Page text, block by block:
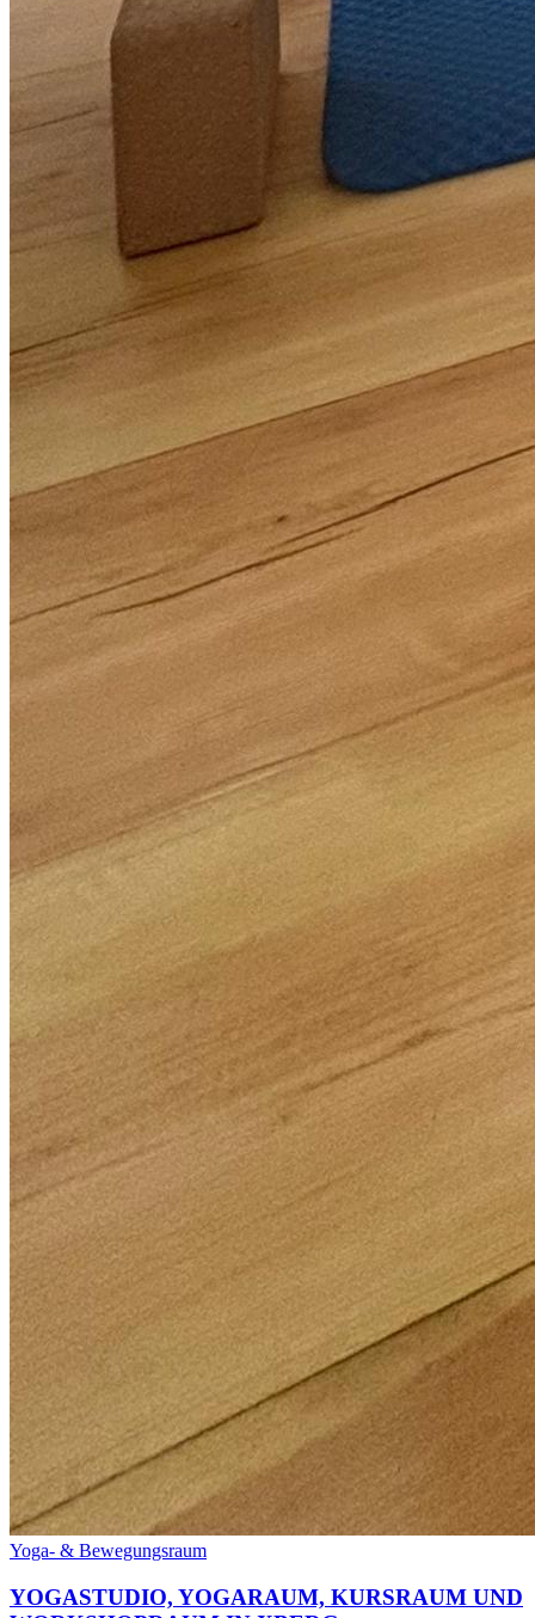
Yoga- & Bewegungsraum
YOGASTUDIO, YOGARAUM, KURSRAUM UND